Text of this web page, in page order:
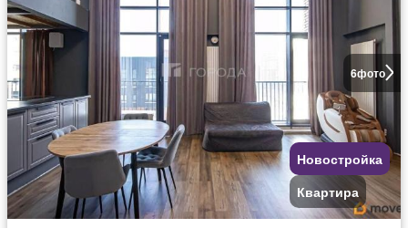
6фото
Новостройка
Квартира